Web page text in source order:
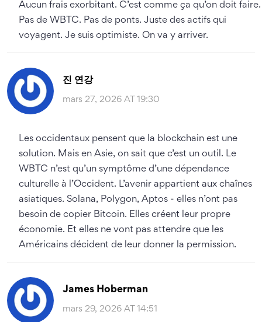
Aucun frais exorbitant. C’est comme ça qu’on doit faire.
Pas de WBTC. Pas de ponts. Juste des actifs qui
voyagent. Je suis optimiste. On va y arriver.
진 연강
mars 27, 2026 AT 19:30
Les occidentaux pensent que la blockchain est une
solution. Mais en Asie, on sait que c’est un outil. Le
WBTC n’est qu’un symptôme d’une dépendance
culturelle à l’Occident. L’avenir appartient aux chaînes
asiatiques. Solana, Polygon, Aptos - elles n’ont pas
besoin de copier Bitcoin. Elles créent leur propre
économie. Et elles ne vont pas attendre que les
Américains décident de leur donner la permission.
James Hoberman
mars 29, 2026 AT 14:51